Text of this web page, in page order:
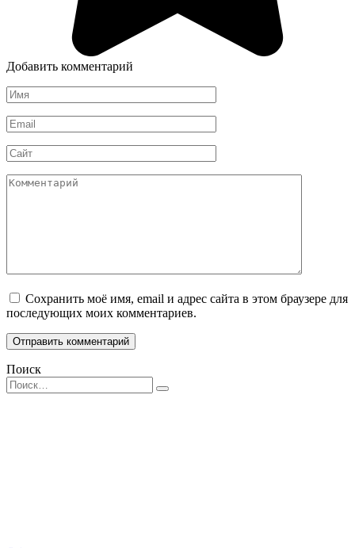
Добавить комментарий
Имя
*
Email
*
Сайт
Комментарий
Сохранить моё имя, email и адрес сайта в этом браузере для
последующих моих комментариев.
Поиск
Search
for: